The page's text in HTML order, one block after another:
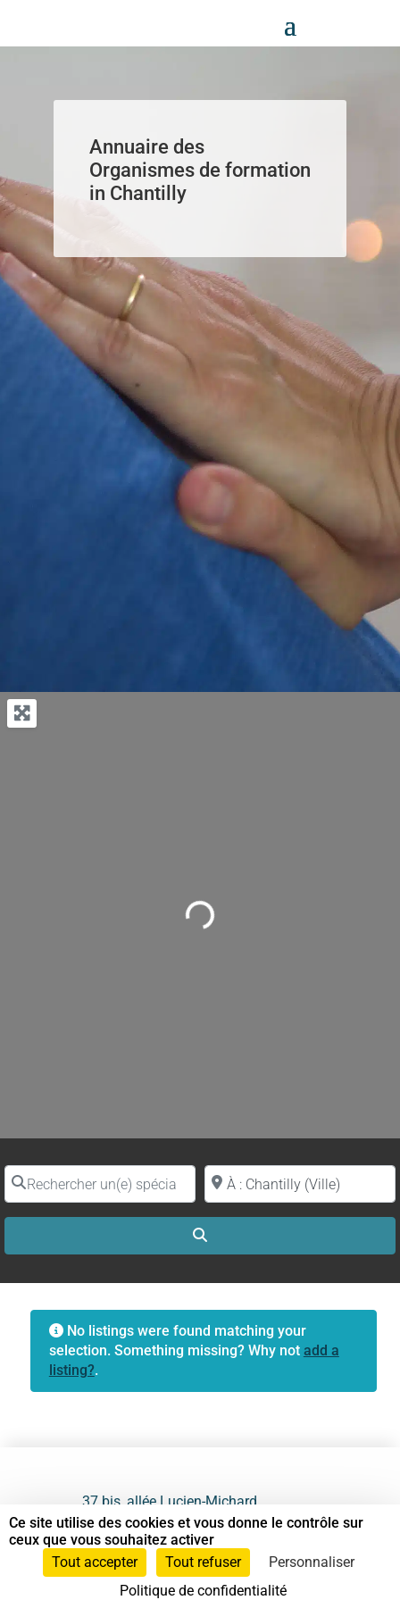
Annuaire des
Organismes de formation
in Chantilly
Loading...
Rechercher un(e) spécialiste par nomProche de (ville ou région)
No listings were found matching your
selection. Something missing? Why not add a
listing?.
37 bis, allée Lucien-Michard
93190 Livry-Gargan
06 61 87 28 09
Ce site utilise des cookies et vous donne le contrôle sur
ceux que vous souhaitez activer
Tout accepter
Tout refuser
Personnaliser
Politique de confidentialité